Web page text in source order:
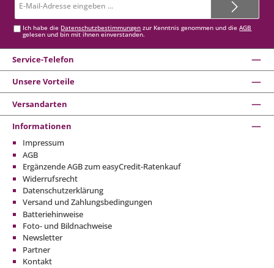
Mail-
Ich habe die Datenschutzbestimmungen zur Kenntnis genommen und dieAGB
gelesen und bin mit ihnen einverstanden.
Service-Telefon
Unsere Vorteile
Versandarten
Informationen
Impressum
AGB
Ergänzende AGB zum easyCredit-Ratenkauf
Widerrufsrecht
Datenschutzerklärung
Versand und Zahlungsbedingungen
Batteriehinweise
Foto- und Bildnachweise
Newsletter
Partner
Kontakt